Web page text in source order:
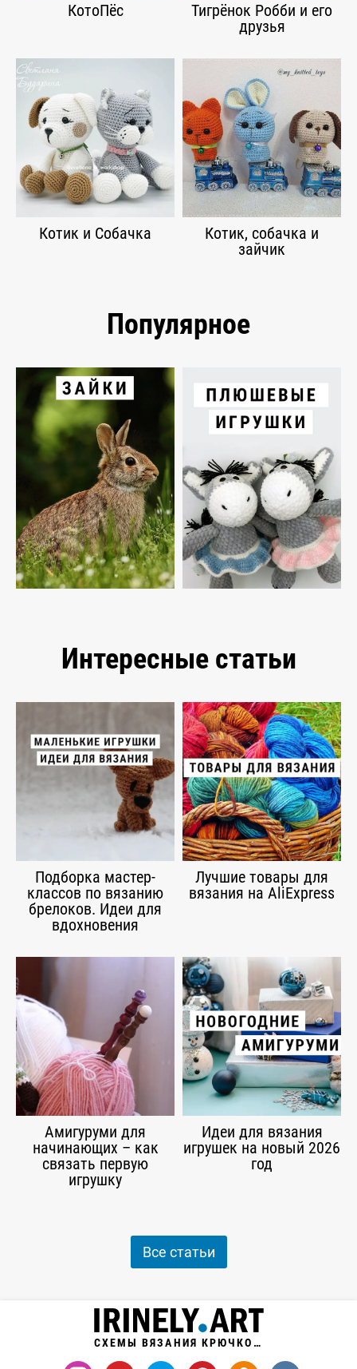
КотоПёс
Тигрёнок Робби и его
друзья
Котик и Собачка
Котик, собачка и
зайчик
Популярное
Интересные статьи
Подборка мастер-
классов по вязанию
брелоков. Идеи для
вдохновения
Лучшие товары для
вязания на AliExpress
Амигуруми для
начинающих – как
связать первую
игрушку
Идеи для вязания
игрушек на новый 2026
год
Все статьи
СХЕМЫ ВЯЗАНИЯ КРЮЧКОМ